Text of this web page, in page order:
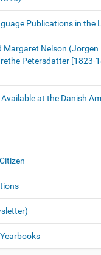
Publications in the
Margaret Nelson (Jorgen
Petersdatter [1823-
at the Danish